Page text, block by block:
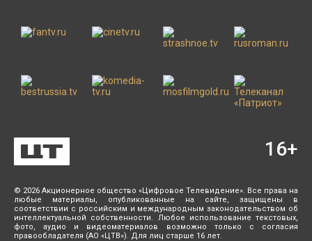
© 2026 Акционерное общество «Цифровое Телевидение». Все права на
любые материалы, опубликованные на сайте, защищены в
соответствии с российским и международным законодательством об
интеллектуальной собственности. Любое использование текстовых,
фото, аудио и видеоматериалов возможно только с согласия
правообладателя (АО «ЦТВ»). Для лиц старше 16 лет.
16+